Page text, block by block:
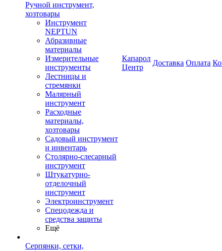
Ручной инструмент,
хозтовары
Инструмент
NEPTUN
Абразивные
материалы
Измерительные
инструменты
Лестницы и
стремянки
Малярный
инструмент
Расходные
материалы,
хозтовары
Садовый инструмент
и инвентарь
Столярно-слесарный
инструмент
Штукатурно-
отделочный
инструмент
Электроинструмент
Спецодежда и
средства защиты
Ещё
Серпянки, сетки,
Капарол
Центр
Доставка Оплата